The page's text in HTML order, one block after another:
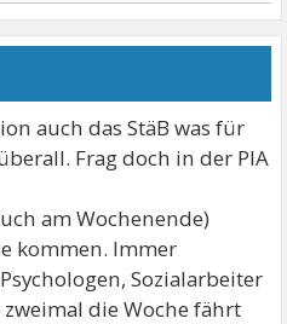
auch das StäB was für
Frag doch in der PIA
am Wochenende)
kommen. Immer
Sozialarbeiter
die Woche fährt